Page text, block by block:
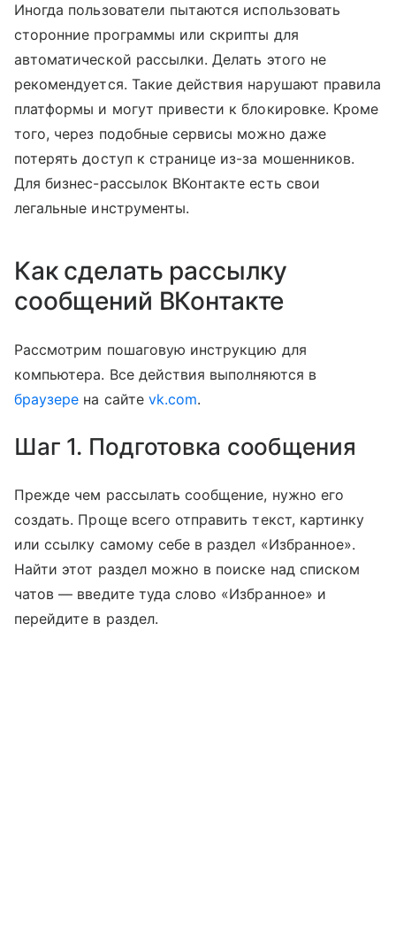
Иногда пользователи пытаются использовать
сторонние программы или скрипты для
автоматической рассылки. Делать этого не
рекомендуется. Такие действия нарушают правила
платформы и могут привести к блокировке. Кроме
того, через подобные сервисы можно даже
потерять доступ к странице из-за мошенников.
Для бизнес-рассылок ВКонтакте есть свои
легальные инструменты.
Как сделать рассылку
сообщений ВКонтакте
Рассмотрим пошаговую инструкцию для
компьютера. Все действия выполняются в
браузере на сайте vk.com.
Шаг 1. Подготовка сообщения
Прежде чем рассылать сообщение, нужно его
создать. Проще всего отправить текст, картинку
или ссылку самому себе в раздел «Избранное».
Найти этот раздел можно в поиске над списком
чатов — введите туда слово «Избранное» и
перейдите в раздел.